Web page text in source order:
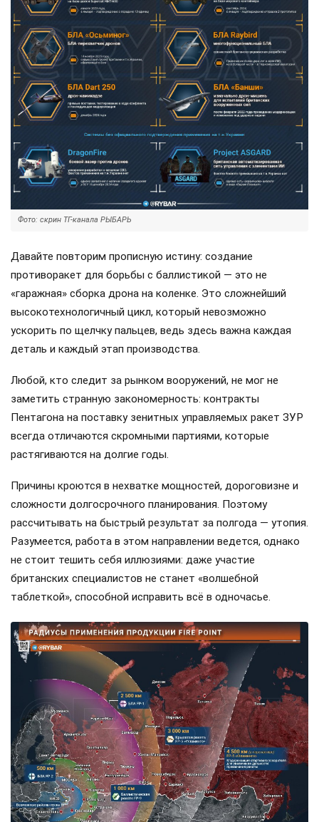
Фото: скрин ТГ-канала РЫБАРЬ
Давайте повторим прописную истину: создание
противоракет для борьбы с баллистикой — это не
«гаражная» сборка дрона на коленке. Это сложнейший
высокотехнологичный цикл, который невозможно
ускорить по щелчку пальцев, ведь здесь важна каждая
деталь и каждый этап производства.
Любой, кто следит за рынком вооружений, не мог не
заметить странную закономерность: контракты
Пентагона на поставку зенитных управляемых ракет ЗУР
всегда отличаются скромными партиями, которые
растягиваются на долгие годы.
Причины кроются в нехватке мощностей, дороговизне и
сложности долгосрочного планирования. Поэтому
рассчитывать на быстрый результат за полгода — утопия.
Разумеется, работа в этом направлении ведется, однако
не стоит тешить себя иллюзиями: даже участие
британских специалистов не станет «волшебной
таблеткой», способной исправить всё в одночасье.